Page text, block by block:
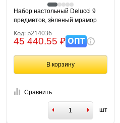
Набор настольный Delucci 9
предметов, зеленый мрамор
Код: р214036
45 440.55 ₽ОПТ
В корзину
Сравнить
шт